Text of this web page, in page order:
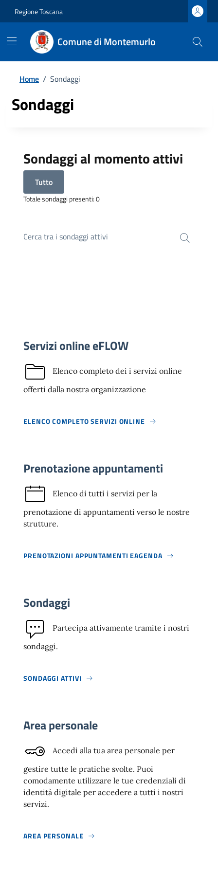
Regione Toscana
Comune di Montemurlo
Home / Sondaggi
Sondaggi
Sondaggi al momento attivi
Tutto
Totale sondaggi presenti: 0
Cerca tra i sondaggi attivi
Servizi online eFLOW
Elenco completo dei i servizi online
offerti dalla nostra organizzazione
ELENCO COMPLETO SERVIZI ONLINE
Prenotazione appuntamenti
Elenco di tutti i servizi per la
prenotazione di appuntamenti verso le nostre
strutture.
PRENOTAZIONI APPUNTAMENTI EAGENDA
Sondaggi
Partecipa attivamente tramite i nostri
sondaggi.
SONDAGGI ATTIVI
Area personale
Accedi alla tua area personale per
gestire tutte le pratiche svolte. Puoi
comodamente utilizzare le tue credenziali di
identità digitale per accedere a tutti i nostri
servizi.
AREA PERSONALE